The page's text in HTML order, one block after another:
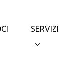
SERVIZI